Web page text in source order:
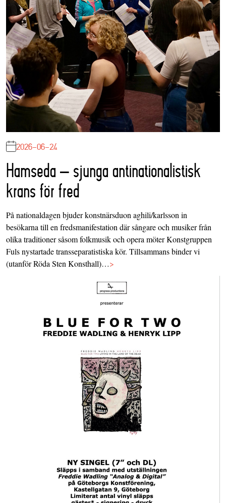
2026-06-24
Hamseda – sjunga antinationalistisk
krans för fred
På nationaldagen bjuder konstnärsduon aghili/karlsson in
besökarna till en fredsmanifestation där sångare och musiker från
olika traditioner såsom folkmusik och opera möter Konstgruppen
Fuls nystartade transseparatistiska kör. Tillsammans binder vi
(utanför Röda Sten Konsthall)…>